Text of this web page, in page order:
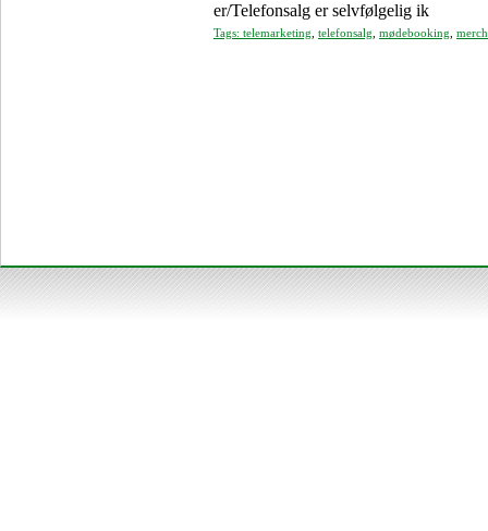
er/Telefonsalg er selvfølgelig ik
Tags: telemarketing telefonsalg mødebooking